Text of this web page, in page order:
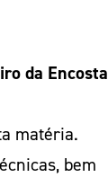
da Encosta
matéria.
bem